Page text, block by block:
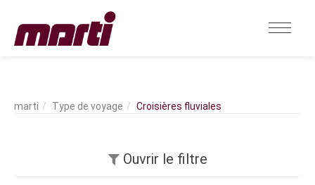
Type de voyage Croisières fluviales
Ouvrir le filtre